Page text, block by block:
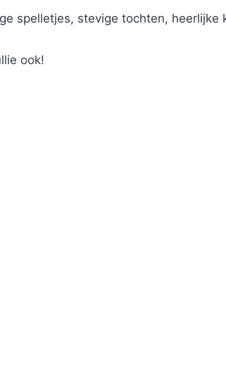
spelletjes, stevige tochten, heerlijke
ook!